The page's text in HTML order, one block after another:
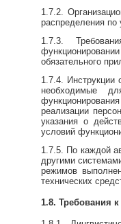
1.7.2.
распределения по
1.7.3.
обязательного
1.7.4. Инструкции
необходимые
реализации
указания о
условий
1.7.5. По каждой
другими
режимов
технических
1.8. Требования